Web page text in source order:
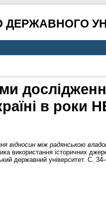
в роки
відносин між радянською
використання історичних
державний університет. С.